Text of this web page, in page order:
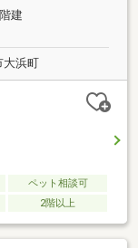
）※距離につい
あり、全て概算
建
大浜町
ペット相談可
2階以上